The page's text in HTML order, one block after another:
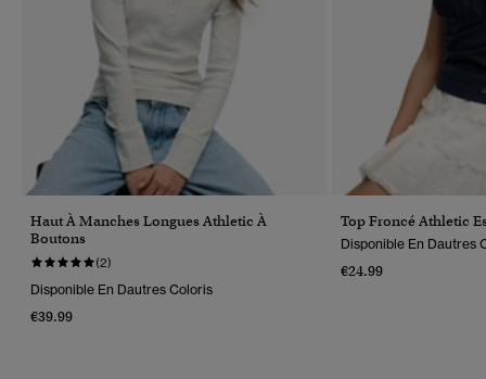
Haut À Manches Longues Athletic À
Boutons
(2)
Disponible En Dautres Coloris
€39.99
Top Froncé Athletic
Disponible En Dautres
€24.99